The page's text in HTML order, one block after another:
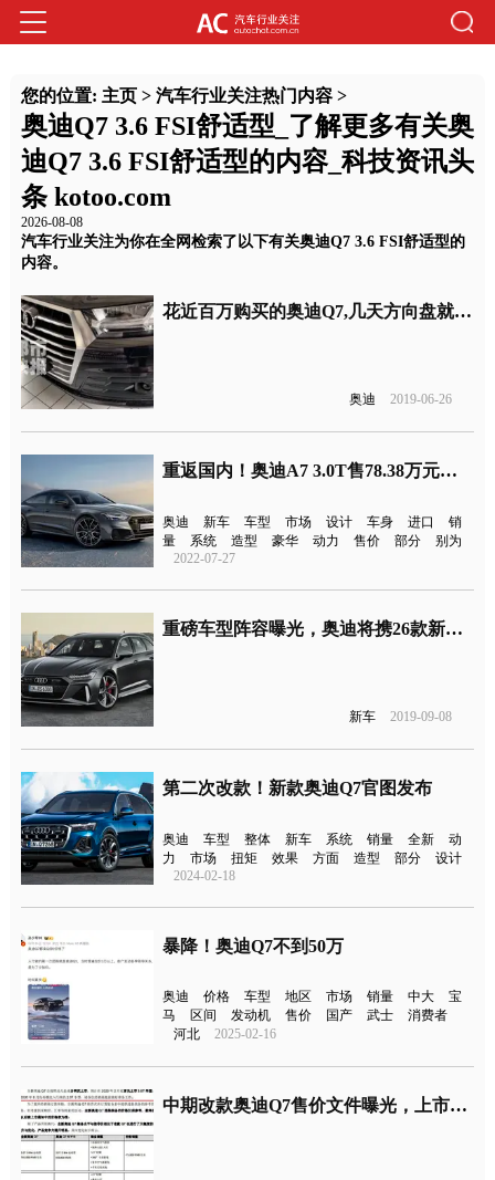
您的位置: 主页> 汽车行业关注热门内容>
奥迪Q7 3.6 FSI舒适型_了解更多有关奥
迪Q7 3.6 FSI舒适型的内容_科技资讯头
条 kotoo.com
2026-08-08
汽车行业关注为你在全网检索了以下有关奥迪Q7 3.6 FSI舒适型的
内容。
花近百万购买的奥迪Q7,几天方向盘就无法转动?
奥迪 2019-06-26
重返国内！奥迪A7 3.0T售78.38万元，网友：再不回来A7不用卖了
奥迪 新车 车型 市场 设计 车身 进口
销
量
系统 造型 豪华 动力 售价 部分
别为
2022-07-27
重磅车型阵容曝光，奥迪将携26款新车登法兰克福车展
新车 2019-09-08
第二次改款！新款奥迪Q7官图发布
奥迪 车型 整体 新车 系统 销量 全新
动
力
市场 扭矩 效果 方面 造型 部分
设计
2024-02-18
暴降！奥迪Q7不到50万
奥迪 价格 车型 地区 市场 销量 中大
宝
马
区间 发动机 售价 国产 武士
消费者
河北
2025-02-16
中期改款奥迪Q7售价文件曝光，上市就优惠12万